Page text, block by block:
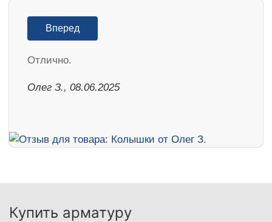
Вперед
Отлично.
Олег З., 08.06.2025
Купить арматуру